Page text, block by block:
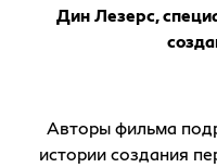
Дин Лезерс,
Авторы фильма
истории создания